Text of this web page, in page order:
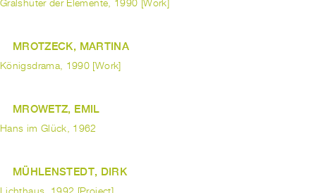
Gralshüter der Elemente, 1990 [Work]
MROTZECK, MARTINA
Königsdrama, 1990 [Work]
MROWETZ, EMIL
Hans im Glück, 1962
MÜHLENSTEDT, DIRK